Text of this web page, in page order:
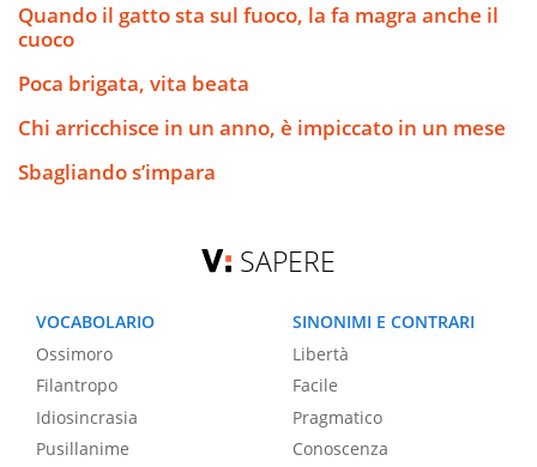
Quando il gatto sta sul fuoco, la fa magra anche il
cuoco
Poca brigata, vita beata
Chi arricchisce in un anno, è impiccato in un mese
Sbagliando s’impara
SAPERE
VOCABOLARIO
Ossimoro
Filantropo
Idiosincrasia
Pusillanime
SINONIMI E CONTRARI
Libertà
Facile
Pragmatico
Conoscenza